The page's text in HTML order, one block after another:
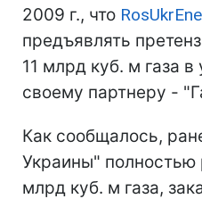
2009 г., что
предъявлять
11 млрд куб. м газа
своему партнеру -
Как сообщалось,
Украины" полностью
млрд куб. м газа,